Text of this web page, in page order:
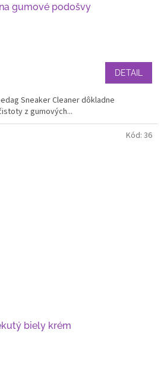
gumové podošvy
DETAIL
Sneaker Cleaner dôkladne
z gumových...
biely krém
Kód: 36